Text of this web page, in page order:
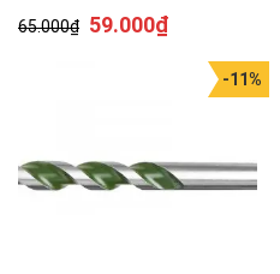
65.000₫ 59.000₫
-11%